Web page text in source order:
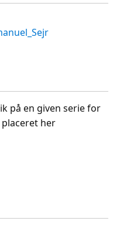
på en given serie for
her